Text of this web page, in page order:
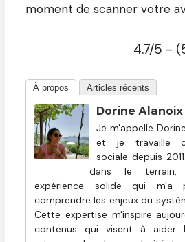
moment de scanner votre
4.7/5 -
À propos Articles récents
Dorine Alanoix
Je m'appelle
et je travaille
sociale depuis
dans le
expérience solide qui m'a
comprendre les enjeux du
Cette expertise m'inspire
contenus qui visent à aider